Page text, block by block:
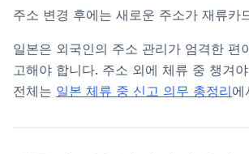
주소 변경 후에는 새로운 주소가 재류카
일본은 외국인의 주소 관리가 엄격한 편
고해야 합니다. 주소 외에 체류 중 챙겨
전체는 일본 체류 중 신고 의무 총정리에